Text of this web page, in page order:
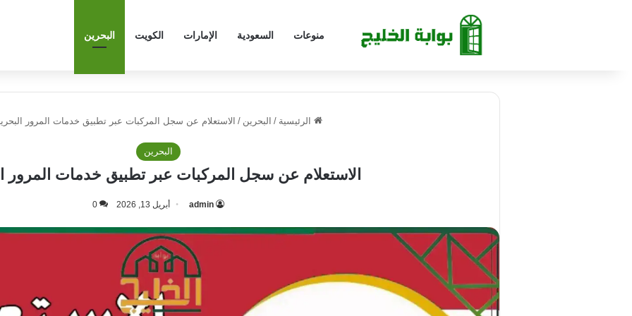
منوعات السعودية الإمارات الكويت البحرين
الرئيسية / البحرين / الاستعلام عن سجل المركبات عبر تطبيق خدمات المرور
البحرين
الاستعلام عن سجل المركبات عبر تطبيق خدمات المرور
admin أبريل 13, 2026 0